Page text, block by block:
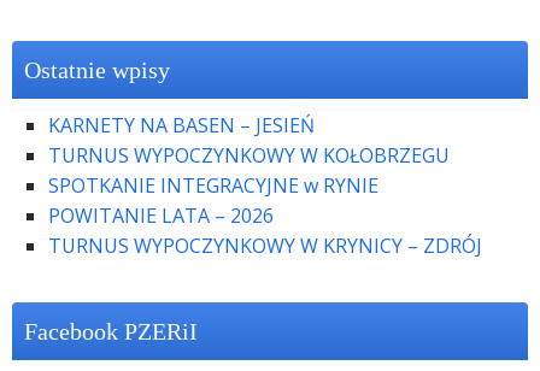
Ostatnie wpisy
KARNETY NA BASEN – JESIEŃ
TURNUS WYPOCZYNKOWY W KOŁOBRZEGU
SPOTKANIE INTEGRACYJNE w RYNIE
POWITANIE LATA – 2026
TURNUS WYPOCZYNKOWY W KRYNICY – ZDRÓJ
Facebook PZERiI